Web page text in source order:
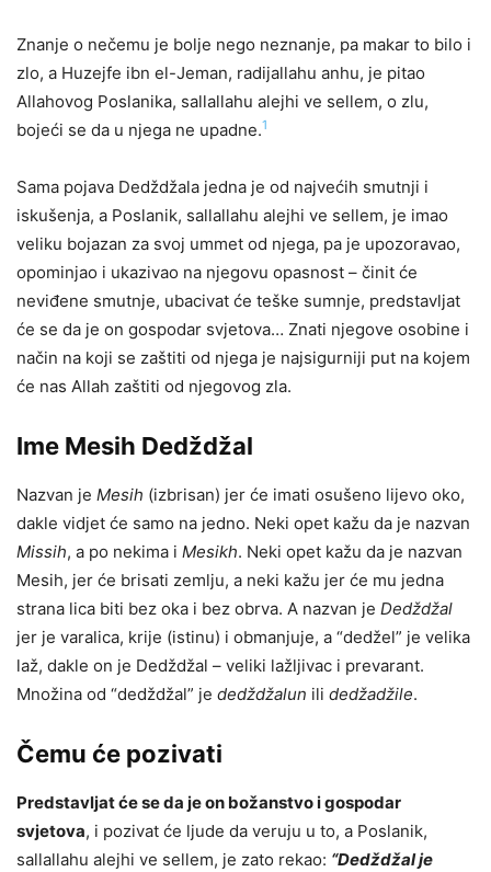
Znanje o nečemu je bolje nego neznanje, pa makar to bilo i
zlo, a Huzejfe ibn el-Jeman, radijallahu anhu, je pitao
Allahovog Poslanika, sallallahu alejhi ve sellem, o zlu,
bojeći se da u njega ne upadne.1
Sama pojava Dedždžala jedna je od najvećih smutnji i
iskušenja, a Poslanik, sallallahu alejhi ve sellem, je imao
veliku bojazan za svoj ummet od njega, pa je upozoravao,
opominjao i ukazivao na njegovu opasnost – činit će
neviđene smutnje, ubacivat će teške sumnje, predstavljat
će se da je on gospodar svjetova… Znati njegove osobine i
način na koji se zaštiti od njega je najsigurniji put na kojem
će nas Allah zaštiti od njegovog zla.
Ime Mesih Dedždžal
Nazvan je Mesih (izbrisan) jer će imati osušeno lijevo oko,
dakle vidjet će samo na jedno. Neki opet kažu da je nazvan
Missih, a po nekima i Mesikh. Neki opet kažu da je nazvan
Mesih, jer će brisati zemlju, a neki kažu jer će mu jedna
strana lica biti bez oka i bez obrva. A nazvan je Dedždžal
jer je varalica, krije (istinu) i obmanjuje, a “dedžel” je velika
laž, dakle on je Dedždžal – veliki lažljivac i prevarant.
Množina od “dedždžal” je dedždžalun ili dedžadžile.
Čemu će pozivati
Predstavljat će se da je on božanstvo i gospodar
svjetova, i pozivat će ljude da veruju u to, a Poslanik,
sallallahu alejhi ve sellem, je zato rekao: “Dedždžal je